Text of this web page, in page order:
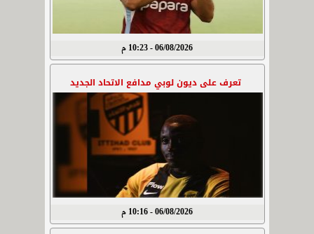
06/08/2026 - 10:23 م
تعرف على ديون لوبي مدافع الاتحاد الجديد
06/08/2026 - 10:16 م